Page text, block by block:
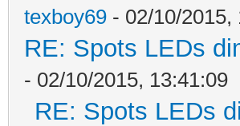
texboy69 - 02/10/2015,
RE: Spots LEDs
- 02/10/2015, 13:41:09
RE: Spots LEDs